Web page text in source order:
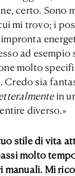
certo. Sono
mi trovo; i
ad esempio
molto
Credo sia
in
diverso.»
stile di vita
molto
manuali. Mi